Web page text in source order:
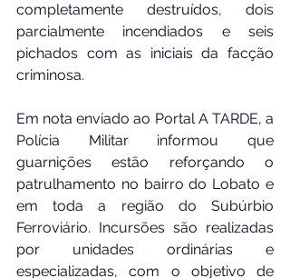
completamente destruídos, dois
parcialmente incendiados e seis
pichados com as iniciais da facção
criminosa.
Em nota enviado ao Portal A TARDE, a
Polícia Militar informou que
guarnições estão reforçando o
patrulhamento no bairro do Lobato e
em toda a região do Subúrbio
Ferroviário. Incursões são realizadas
por unidades ordinárias e
especializadas, com o objetivo de